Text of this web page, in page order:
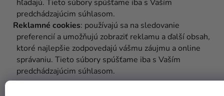
hľadajú. Tieto súbory spúšťame iba s Vaším
predchádzajúcim súhlasom.
Reklamné cookies: používajú sa na sledovanie
preferencií a umožňujú zobraziť reklamu a ďalší obsah,
ktoré najlepšie zodpovedajú vášmu záujmu a online
správaniu. Tieto súbory spúšťame iba s Vaším
predchádzajúcim súhlasom.